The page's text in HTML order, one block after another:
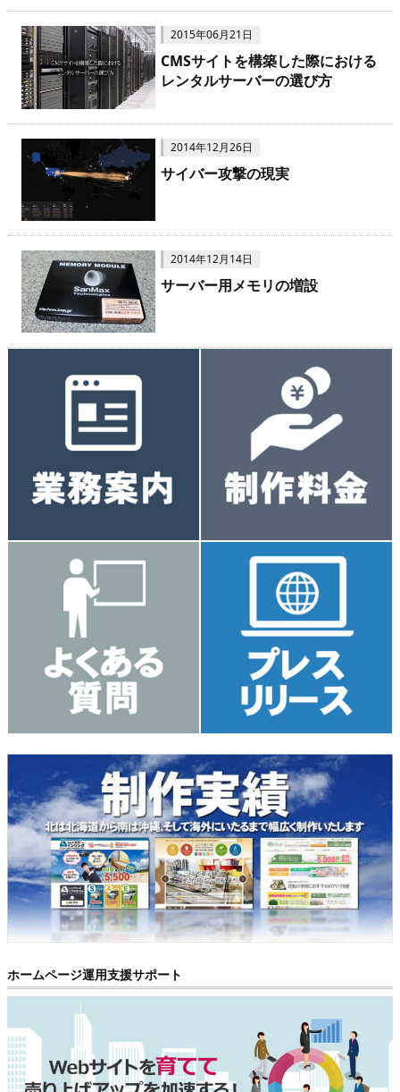
2015年06月21日
CMSサイトを構築した際における
レンタルサーバーの選び方
2014年12月26日
サイバー攻撃の現実
2014年12月14日
サーバー用メモリの増設
ホームページ運用支援サポート